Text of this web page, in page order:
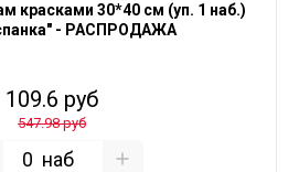
красками 30*40 см (уп. 1 наб.)
- РАСПРОДАЖА
109.6 руб
547.98 руб
наб